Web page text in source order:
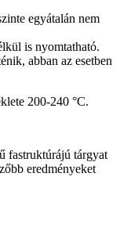
egyátalán nem
is nyomtatható.
abban az esetben
200-240 °C.
fastruktúrájú tárgyat
eredményeket